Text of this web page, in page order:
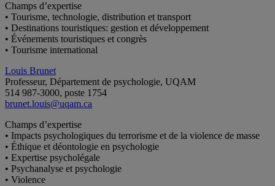
Champs d’expertise
• Tourisme, technologie, distribution et transport
• Destinations touristiques: gestion et développement
• Événements touristiques et congrès
• Tourisme international
Louis Brunet
Professeur, Département de psychologie, UQAM
514 987-3000, poste 1754
brunet.louis@uqam.ca
Champs d’expertise
• Impacts psychologiques du terrorisme et de la violence de masse
• Éthique et déontologie en psychologie
• Expertise psycholégale
• Psychanalyse et psychologie
• Violence